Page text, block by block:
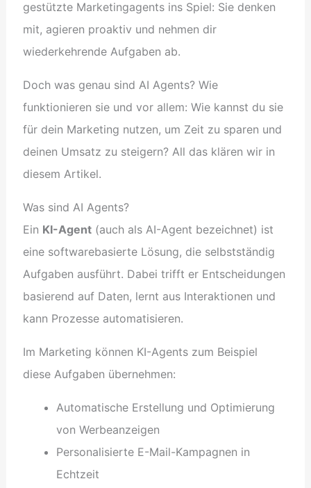
gestützte Marketingagents ins Spiel: Sie denken
mit, agieren proaktiv und nehmen dir
wiederkehrende Aufgaben ab.
Doch was genau sind AI Agents? Wie
funktionieren sie und vor allem: Wie kannst du sie
für dein Marketing nutzen, um Zeit zu sparen und
deinen Umsatz zu steigern? All das klären wir in
diesem Artikel.
Was sind AI Agents?
Ein KI-Agent(auch als AI-Agent bezeichnet) ist
eine softwarebasierte Lösung, die selbstständig
Aufgaben ausführt. Dabei trifft er Entscheidungen
basierend auf Daten, lernt aus Interaktionen und
kann Prozesse automatisieren.
Im Marketing können KI-Agents zum Beispiel
diese Aufgaben übernehmen:
Automatische Erstellung und Optimierung
von Werbeanzeigen
Personalisierte E-Mail-Kampagnen in
Echtzeit